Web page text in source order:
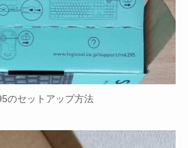
のセットアップ方法